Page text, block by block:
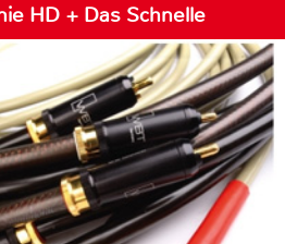
HD + Das Schnelle